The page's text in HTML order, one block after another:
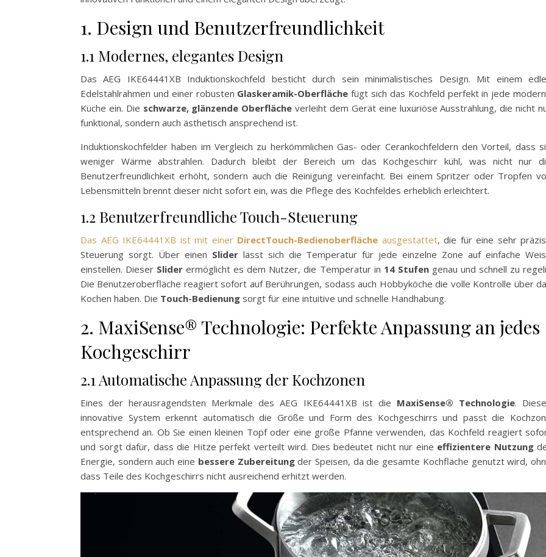
1. Design und Benutzerfreundlichkeit
1.1 Modernes, elegantes Design
Das AEG IKE64441XB Induktionskochfeld besticht durch sein minimalistisches Design. Mit einem
Edelstahlrahmen und einer robusten Glaskeramik-Oberfläche fügt sich das Kochfeld perfekt in jede
Küche ein. Die schwarze, glänzende Oberfläche verleiht dem Gerät eine luxuriöse Ausstrahlung, die nicht
funktional, sondern auch ästhetisch ansprechend ist.
Induktionskochfelder haben im Vergleich zu herkömmlichen Gas- oder Cerankochfeldern den Vorteil, dass
weniger Wärme abstrahlen. Dadurch bleibt der Bereich um das Kochgeschirr kühl, was nicht nur
Benutzerfreundlichkeit erhöht, sondern auch die Reinigung vereinfacht. Bei einem Spritzer oder Tropfen
Lebensmitteln brennt dieser nicht sofort ein, was die Pflege des Kochfeldes erheblich erleichtert.
1.2 Benutzerfreundliche Touch-Steuerung
Das AEG IKE64441XB ist mit einer DirectTouch-Bedienoberfläche ausgestattet, die für eine sehr
Steuerung sorgt. Über einen Sliderlässt sich die Temperatur für jede einzelne Zone auf einfache
einstellen. Dieser Slider ermöglicht es dem Nutzer, die Temperatur in 14 Stufengenau und schnell zu
Die Benutzeroberfläche reagiert sofort auf Berührungen, sodass auch Hobbyköche die volle Kontrolle über
Kochen haben. Die Touch-Bedienung sorgt für eine intuitive und schnelle Handhabung.
2. MaxiSense® Technologie: Perfekte Anpassung an jedes
Kochgeschirr
2.1 Automatische Anpassung der Kochzonen
Eines der herausragendsten Merkmale des AEG IKE64441XB ist die MaxiSense® Technologie.
innovative System erkennt automatisch die Größe und Form des Kochgeschirrs und passt die
entsprechend an. Ob Sie einen kleinen Topf oder eine große Pfanne verwenden, das Kochfeld reagiert
und sorgt dafür, dass die Hitze perfekt verteilt wird. Dies bedeutet nicht nur eine effizientere Nutzung
Energie, sondern auch eine bessere Zubereitungder Speisen, da die gesamte Kochfläche genutzt wird,
dass Teile des Kochgeschirrs nicht ausreichend erhitzt werden.